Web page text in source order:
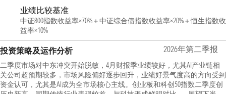
业绩比较基准
中证800指数收益率×70%＋中证综合债指数收益率×20%＋恒生指数收
益率×10%
投资策略及运作分析 2026年第二季报
二季度市场对中东冲突开始脱敏，4月财报季业绩较好，尤其AI产业链相
关公司超预期较多，市场风险偏好逐步回升，业绩好景气度高的方向受到
资金认可，尤其是AI成为全市场核心主线。创业板和科创50指数二季度创